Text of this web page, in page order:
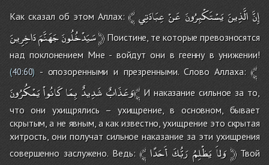
Как сказал об этом Аллах:﴾ إِنَّالَّذِينَيَسْتَكْبِرُونَ عَنْعِبَادَتِي
سَيَدْخُلُونَجَهَنَّمَدَاخِرِينَ ﴿Поистине, те которые превозносятся
над поклонением Мне - войдут они в геенну в унижении!
(40:60) - опозоренными и презренными. Слово Аллаха:﴾
وَعَذَابٌشَدِيدٌ بِمَاكَانُواْ يَمْكُرُونَ﴾И наказание сильное за то,
что они ухищрялись – ухищрение, в основном, бывает
скрытым, а не явным, а как известно, ухищрение это скрытая
хитрость, они получат сильное наказание за эти ухищрения
совершенно заслужено. Ведь: ﴾ وَلاَيَظْلِمُ رَبُّكَ أَحَدًا ﴿Твой